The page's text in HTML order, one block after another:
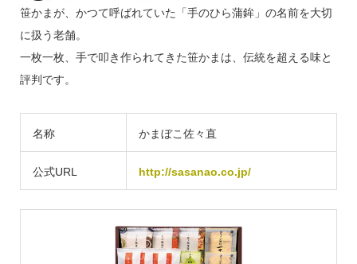
笹かまが、かつて呼ばれていた「手のひら蒲鉾」の名前を大切
に扱う老舗。
一枚一枚、手で叩き作られてきた笹かまは、伝統を超える味と
評判です。
名称 かまぼこ佐々直
公式URL http://sasanao.co.jp/